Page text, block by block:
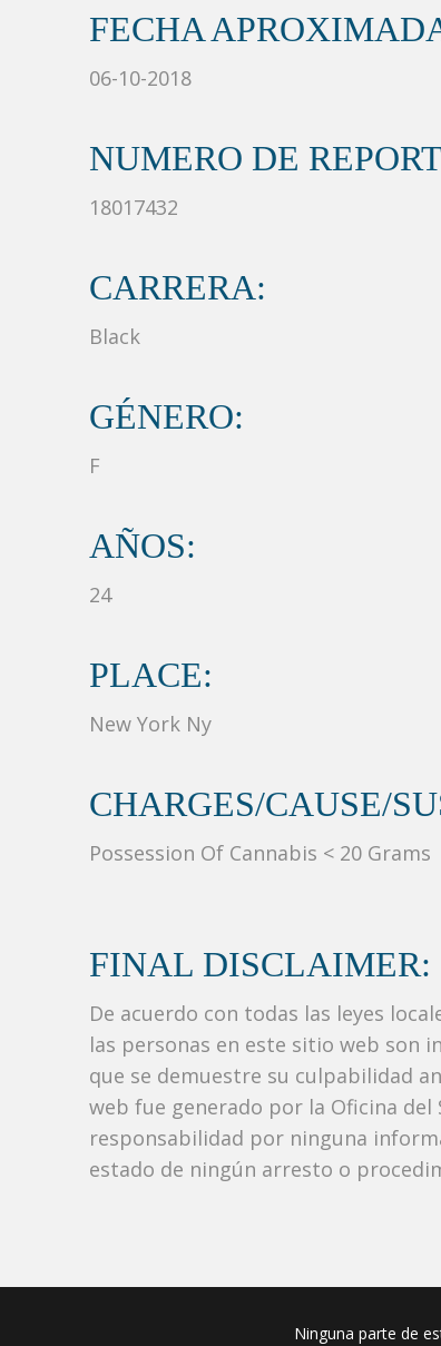
FECHA
06-10-2018
NUMERO DE
18017432
CARRERA:
Black
GÉNERO:
F
AÑOS:
24
PLACE:
New York Ny
CHARGES/CAUSE/
Possession Of Cannabis < 20 Grams
FINAL DISCLAIMER:
De acuerdo con todas las leyes
las personas en este sitio web son
que se demuestre su culpabilidad
web fue generado por la Oficina del
responsabilidad por ninguna
estado de ningún arresto o
Ninguna parte de